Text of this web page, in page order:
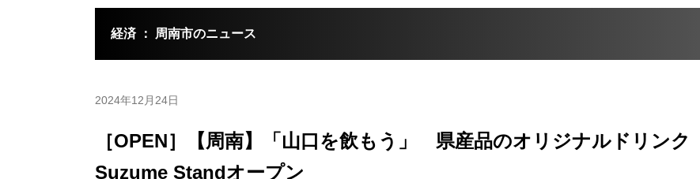
経済 ： 周南市のニュース
2024年12月24日
［OPEN］【周南】「山口を飲もう」 県産品のオリジナルドリンク
Suzume Standオープン